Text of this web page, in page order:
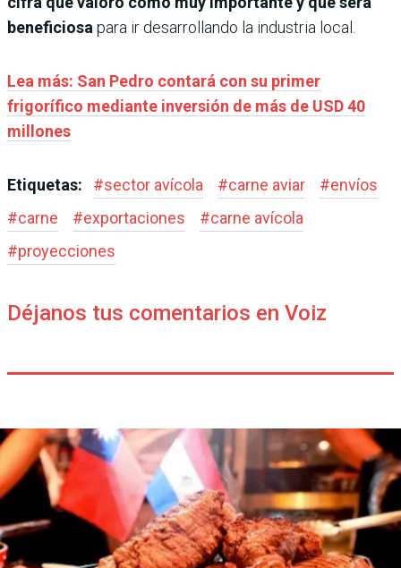
beneficiosapara ir desarrollando la industria local.
Lea más: San Pedro contará con su primer
frigorífico mediante inversión de más de USD 40
millones
Etiquetas: #sector avícola #carne aviar #envíos
#carne #exportaciones #carne avícola
#proyecciones
Déjanos tus comentarios en Voiz